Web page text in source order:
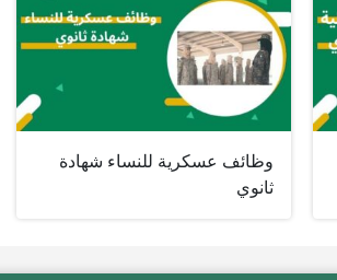
وظائف عسكرية للنساء شهادة
ثانوي